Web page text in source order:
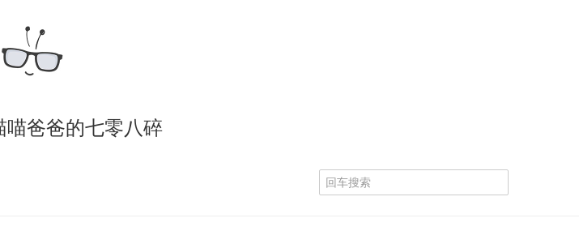
爸爸的七零八碎